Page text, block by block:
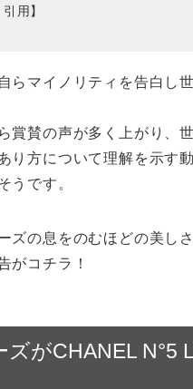
用】
らマイノリティを告白し
賞賛の声が多く上がり、
り方について理解を示す
うです。
ズの息をのむほどの美し
がコチラ！
ズがCHANEL N°5